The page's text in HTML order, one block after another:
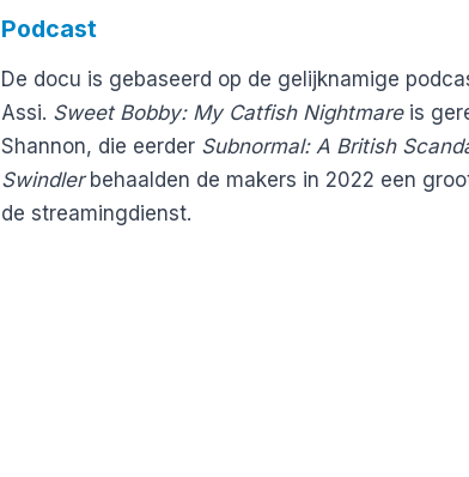
Podcast
De docu is gebaseerd op de gelijknamige
Assi. Sweet Bobby: My Catfish Nightmareis
Shannon, die eerder Subnormal: A British
Swindlerbehaalden de makers in 2022 een
de streamingdienst.